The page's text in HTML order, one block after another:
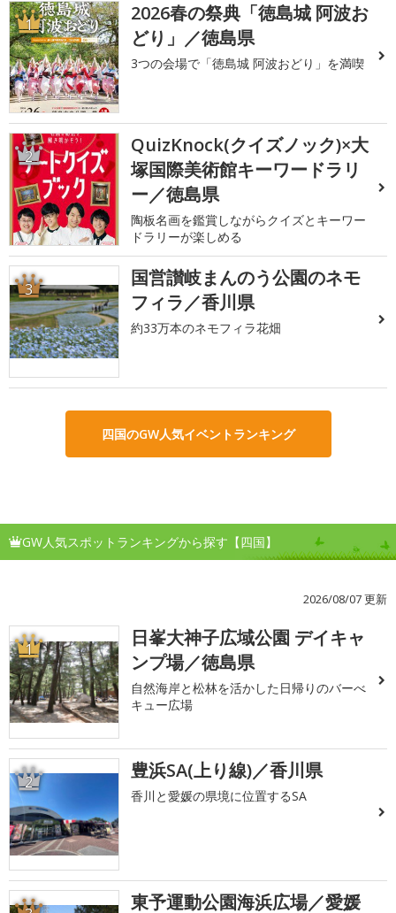
1
2026春の祭典「徳島城 阿波お
どり」／徳島県
3つの会場で「徳島城 阿波おどり」を満喫
2
QuizKnock(クイズノック)×大
塚国際美術館キーワードラリ
ー／徳島県
陶板名画を鑑賞しながらクイズとキーワー
ドラリーが楽しめる
3
国営讃岐まんのう公園のネモ
フィラ／香川県
約33万本のネモフィラ花畑
四国のGW人気イベントランキング
GW人気スポットランキングから探す【四国】
2026/08/07 更新
1
日峯大神子広域公園 デイキャ
ンプ場／徳島県
自然海岸と松林を活かした日帰りのバーべ
キュー広場
2 豊浜SA(上り線)／香川県
香川と愛媛の県境に位置するSA
東予運動公園海浜広場／愛媛